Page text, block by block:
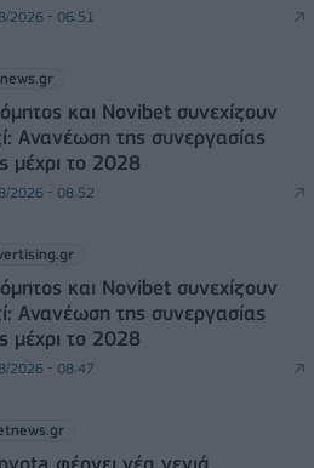
2026 - 06:51
και Novibet συνεχίζουν
Ανανέωση της συνεργασίας
μέχρι το 2028
2026 - 08:52
και Novibet συνεχίζουν
Ανανέωση της συνεργασίας
μέχρι το 2028
2026 - 08:47
φέρνει νέα γενιά